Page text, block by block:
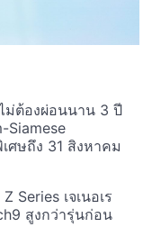
ม่ต้องผ่อนนาน 3 ปี
Siamese
ศษถึง 31 สิงหาคม
Series เจเนอเร
สูงกว่ารุ่นก่อน